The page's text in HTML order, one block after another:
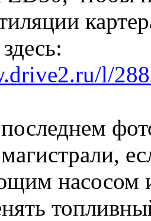
l/
насосом